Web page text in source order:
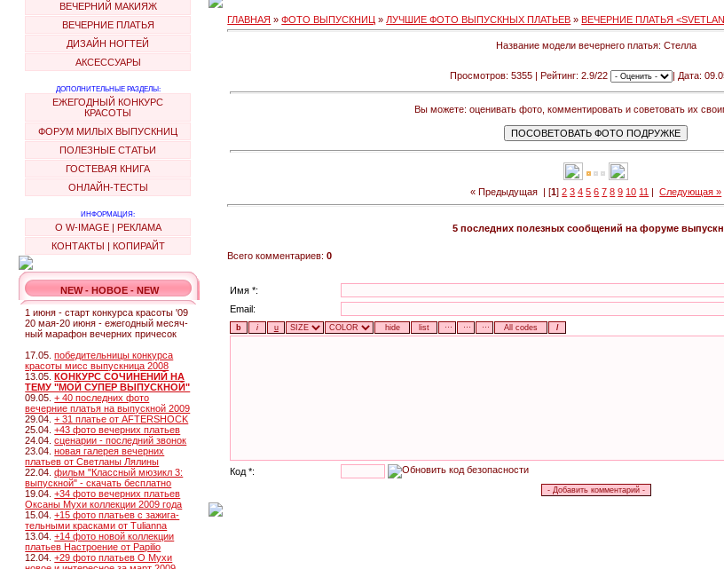
ВЕЧЕРНИЙ МАКИЯЖ
ВЕЧЕРНИЕ ПЛАТЬЯ
ДИЗАЙН НОГТЕЙ
АКСЕССУАРЫ
ДОПОЛНИТЕЛЬНЫЕ РАЗДЕЛЫ:
ЕЖЕГОДНЫЙ КОНКУРС
КРАСОТЫ
ФОРУМ МИЛЫХ ВЫПУСКНИЦ
ПОЛЕЗНЫЕ СТАТЬИ
ГОСТЕВАЯ КНИГА
ОНЛАЙН-ТЕСТЫ
ИНФОРМАЦИЯ:
О W-IMAGE| РЕКЛАМА
КОНТАКТЫ | КОПИРАЙТ
NEW - НОВОЕ - NEW
1 июня - старт конкурса красоты '09
20 мая-20 июня - ежегодный месяч-
ный марафон вечерних причесок
17.05.победительницы конкурса
красоты мисс выпускница 2008
13.05.КОНКУРС СОЧИНЕНИЙ НА
ТЕМУ "МОЙ СУПЕР ВЫПУСКНОЙ"
09.05.+ 40 последних фото
вечерние платья на выпускной 2009
29.04.+ 31 платье от AFTERSHOCK
25.04.+43 фото вечерних платьев
24.04.сценарии - последний звонок
23.04.новая галерея вечерних
платьев от Светланы Лялины
22.04.фильм "Классный мюзикл 3:
выпускной" - скачать бесплатно
19.04.+34 фото вечерних платьев
Оксаны Мухи коллекции 2009 года
15.04.+15 фото платьев с зажига-
тельными красками от Tulianna
13.04.+14 фото новой коллекции
платьев Настроение от Papilio
12.04.+29 фото платьев О Мухи
ГЛАВНАЯ »ФОТО ВЫПУСКНИЦ » ЛУЧШИЕ ФОТО ВЫПУСКНЫХ ПЛАТЬЕВ » ВЕЧЕРНИЕ ПЛАТЬЯ
Название модели вечернего платья: Стелла
Просмотров: 5355 | Рейтинг: 2.9/22 | Дата:
Вы можете: оценивать фото, комментировать и советовать их
« Предыдущая | [1]2 3 4 5 6 7 8 9 10 11 |Следующая »
5 последних полезных сообщений на форуме
Всего комментариев:0
Имя *:
Email:
Код *: